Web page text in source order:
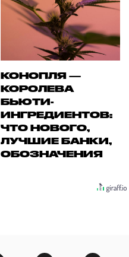
КОНОПЛЯ —
КОРОЛЕВА
БЬЮТИ-
ИНГРЕДИЕНТОВ:
ЧТО НОВОГО,
ЛУЧШИЕ БАНКИ,
ОБОЗНАЧЕНИЯ